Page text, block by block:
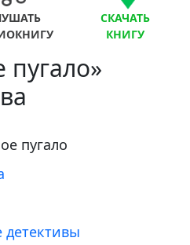
СКАЧАТЬ
КНИГУ
пугало